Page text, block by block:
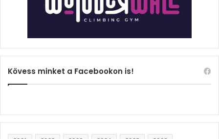
Kövess minket a Facebookon is!